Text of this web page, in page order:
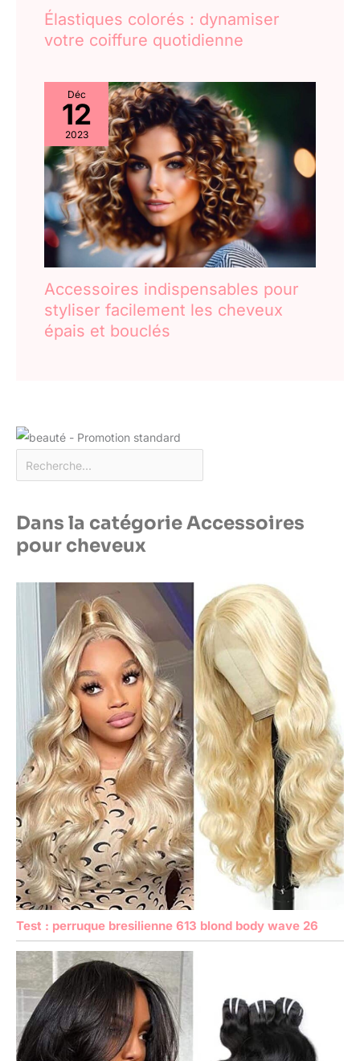
Élastiques colorés : dynamiser
votre coiffure quotidienne
Déc
12
2023
Accessoires indispensables pour
styliser facilement les cheveux
épais et bouclés
Dans la catégorie Accessoires
pour cheveux
Test : perruque bresilienne 613 blond body wave 26